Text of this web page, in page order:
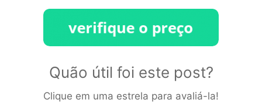
Quão útil foi este post?
Clique em uma estrela para avaliá-la!